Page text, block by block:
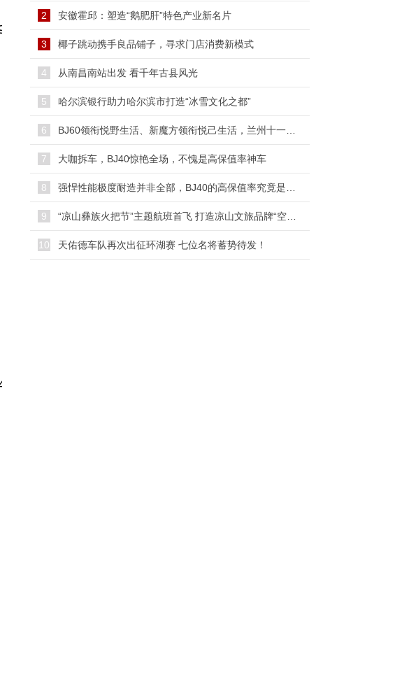
安徽霍邱：塑造“鹅肥肝”特色产业新名片
2
椰子跳动携手良品铺子，寻求门店消费新模式
3
从南昌南站出发 看千年古县风光
4
哈尔滨银行助力哈尔滨市打造“冰雪文化之都”
5
6
大咖拆车，BJ40惊艳全场，不愧是高保值率神车
7
8
9
天佑德车队再次出征环湖赛 七位名将蓄势待发！
10